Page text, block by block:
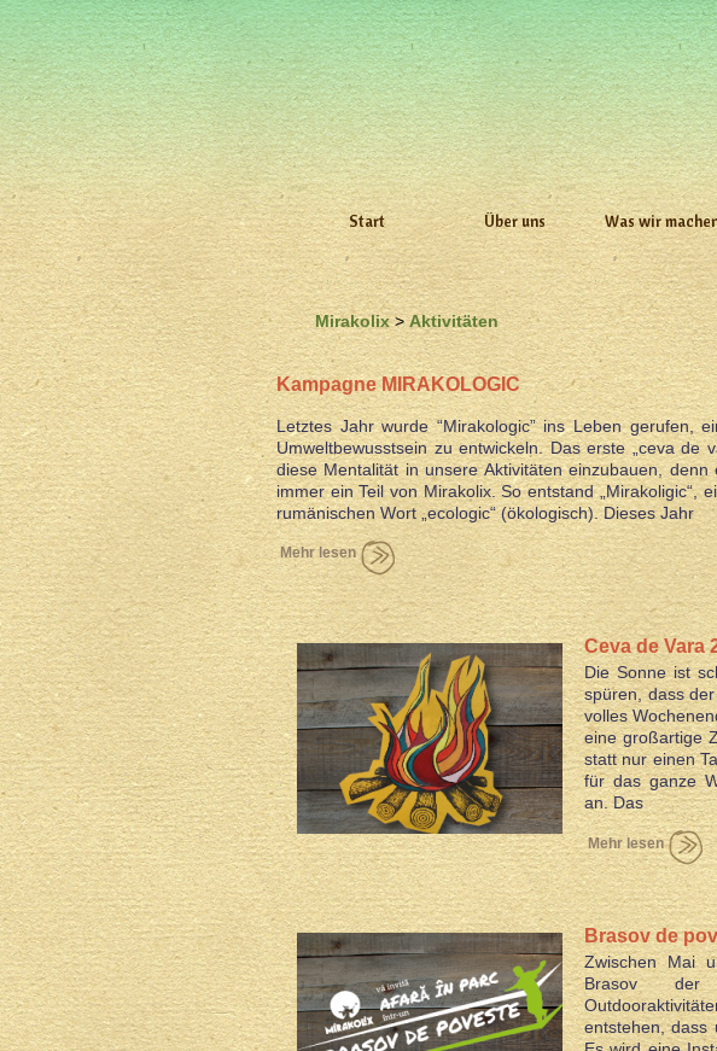
Start Über uns Was wir
Mirakolix>Aktivitäten
Kampagne MIRAKOLOGIC
Letztes Jahr wurde “Mirakologic” ins Leben gerufen,
Umweltbewusstsein zu entwickeln. Das erste „ceva de
diese Mentalität in unsere Aktivitäten einzubauen,
immer ein Teil von Mirakolix. So entstand „Mirakoligic“,
rumänischen Wort „ecologic“ (ökologisch). Dieses Jahr
Mehr lesen
Ceva de Vara
Die Sonne ist
spüren, dass
volles
eine großartige
statt nur einen
für das ganze
an. Das
Mehr lesen
Brasov de
draußen im
Zwischen Mai
Brasov der
entstehen, dass